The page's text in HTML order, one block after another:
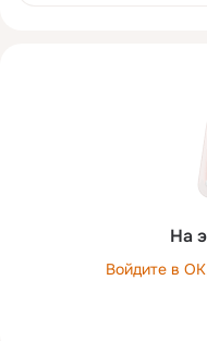
На
Войдите в ОК